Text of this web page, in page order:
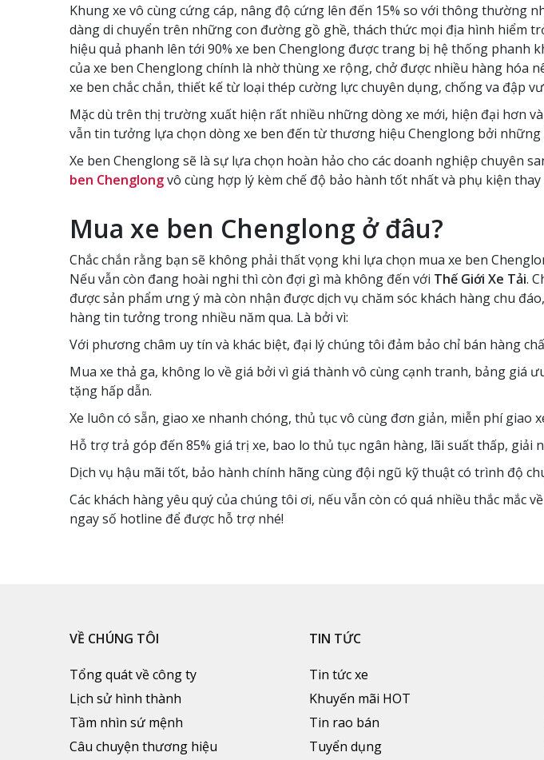
Khung xe vô cùng cứng cáp, nâng độ cứng lên đến 15% so với thông thường
dàng di chuyển trên những con đường gồ ghề, thách thức mọi địa hình hiểm
hiệu quả phanh lên tới 90% xe ben Chenglong được trang bị hệ thống
của xe ben Chenglong chính là nhờ thùng xe rộng, chở được nhiều hàng hóa
xe ben chắc chắn, thiết kế từ loại thép cường lực chuyên dụng, chống va đập
Mặc dù trên thị trường xuất hiện rất nhiều những dòng xe mới, hiện đại hơn
vẫn tin tưởng lựa chọn dòng xe ben đến từ thương hiệu Chenglong bởi
Xe ben Chenglong sẽ là sự lựa chọn hoàn hảo cho các doanh nghiệp chuyên
ben Chenglongvô cùng hợp lý kèm chế độ bảo hành tốt nhất và phụ kiện
Mua xe ben Chenglong ở đâu?
Chắc chắn rằng bạn sẽ không phải thất vọng khi lựa chọn mua xe ben
Nếu vẫn còn đang hoài nghi thì còn đợi gì mà không đến với Thế Giới Xe Tải.
được sản phẩm ưng ý mà còn nhận được dịch vụ chăm sóc khách hàng chu
hàng tin tưởng trong nhiều năm qua. Là bởi vì:
Với phương châm uy tín và khác biệt, đại lý chúng tôi đảm bảo chỉ bán hàng
Mua xe thả ga, không lo về giá bởi vì giá thành vô cùng cạnh tranh, bảng giá
tặng hấp dẫn.
Xe luôn có sẵn, giao xe nhanh chóng, thủ tục vô cùng đơn giản, miễn phí giao
Hỗ trợ trả góp đến 85% giá trị xe, bao lo thủ tục ngân hàng, lãi suất thấp, giải
Dịch vụ hậu mãi tốt, bảo hành chính hãng cùng đội ngũ kỹ thuật có trình độ
Các khách hàng yêu quý của chúng tôi ơi, nếu vẫn còn có quá nhiều thắc
ngay số hotline để được hỗ trợ nhé!
VỀ CHÚNG TÔI
Tổng quát về công ty
Lịch sử hình thành
Tầm nhìn sứ mệnh
Câu chuyện thương hiệu
TIN TỨC
Tin tức xe
Khuyến mãi HOT
Tin rao bán
Tuyển dụng